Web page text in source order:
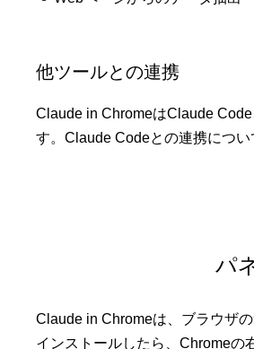
他ツールとの連携
Claude in ChromeはClaude
す。Claude Codeとの連携につい
パ
Claude in Chromeは、ブラウザ
インストールしたら、Chromeの